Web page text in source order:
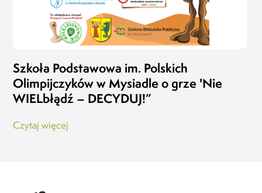
Szkoła Podstawowa im. Polskich
Olimpijczyków w Mysiadleo grze 'Nie
WIELbłądź – DECYDUJ!”
Czytaj więcej